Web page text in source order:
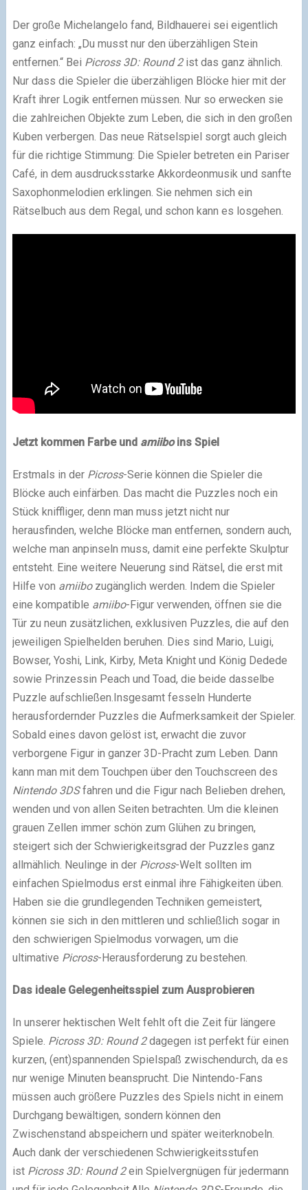
Der große Michelangelo fand, Bildhauerei sei eigentlich
ganz einfach: „Du musst nur den überzähligen Stein
entfernen.“ Bei Picross 3D: Round 2ist das ganz ähnlich.
Nur dass die Spieler die überzähligen Blöcke hier mit der
Kraft ihrer Logik entfernen müssen. Nur so erwecken sie
die zahlreichen Objekte zum Leben, die sich in den großen
Kuben verbergen. Das neue Rätselspiel sorgt auch gleich
für die richtige Stimmung: Die Spieler betreten ein Pariser
Café, in dem ausdrucksstarke Akkordeonmusik und sanfte
Saxophonmelodien erklingen. Sie nehmen sich ein
Rätselbuch aus dem Regal, und schon kann es losgehen.
Jetzt kommen Farbe und amiiboins Spiel
Erstmals in der Picross-Serie können die Spieler die
Blöcke auch einfärben. Das macht die Puzzles noch ein
Stück kniffliger, denn man muss jetzt nicht nur
herausfinden, welche Blöcke man entfernen, sondern auch,
welche man anpinseln muss, damit eine perfekte Skulptur
entsteht. Eine weitere Neuerung sind Rätsel, die erst mit
Hilfe von amiibozugänglich werden. Indem die Spieler
eine kompatible amiibo-Figur verwenden, öffnen sie die
Tür zu neun zusätzlichen, exklusiven Puzzles, die auf den
jeweiligen Spielhelden beruhen. Dies sind Mario, Luigi,
Bowser, Yoshi, Link, Kirby, Meta Knight und König Dedede
sowie Prinzessin Peach und Toad, die beide dasselbe
Puzzle aufschließen.Insgesamt fesseln Hunderte
herausfordernder Puzzles die Aufmerksamkeit der Spieler.
Sobald eines davon gelöst ist, erwacht die zuvor
verborgene Figur in ganzer 3D-Pracht zum Leben. Dann
kann man mit dem Touchpen über den Touchscreen des
Nintendo 3DSfahren und die Figur nach Belieben drehen,
wenden und von allen Seiten betrachten. Um die kleinen
grauen Zellen immer schön zum Glühen zu bringen,
steigert sich der Schwierigkeitsgrad der Puzzles ganz
allmählich. Neulinge in der Picross-Welt sollten im
einfachen Spielmodus erst einmal ihre Fähigkeiten üben.
Haben sie die grundlegenden Techniken gemeistert,
können sie sich in den mittleren und schließlich sogar in
den schwierigen Spielmodus vorwagen, um die
ultimative Picross-Herausforderung zu bestehen.
Das ideale Gelegenheitsspiel zum Ausprobieren
In unserer hektischen Welt fehlt oft die Zeit für längere
Spiele. Picross 3D: Round 2dagegen ist perfekt für einen
kurzen, (ent)spannenden Spielspaß zwischendurch, da es
nur wenige Minuten beansprucht. Die Nintendo-Fans
müssen auch größere Puzzles des Spiels nicht in einem
Durchgang bewältigen, sondern können den
Zwischenstand abspeichern und später weiterknobeln.
Auch dank der verschiedenen Schwierigkeitsstufen
ist Picross 3D: Round 2ein Spielvergnügen für jedermann